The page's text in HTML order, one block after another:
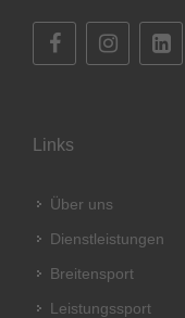
Links
Über uns
Dienstleistungen
Breitensport
Leistungssport